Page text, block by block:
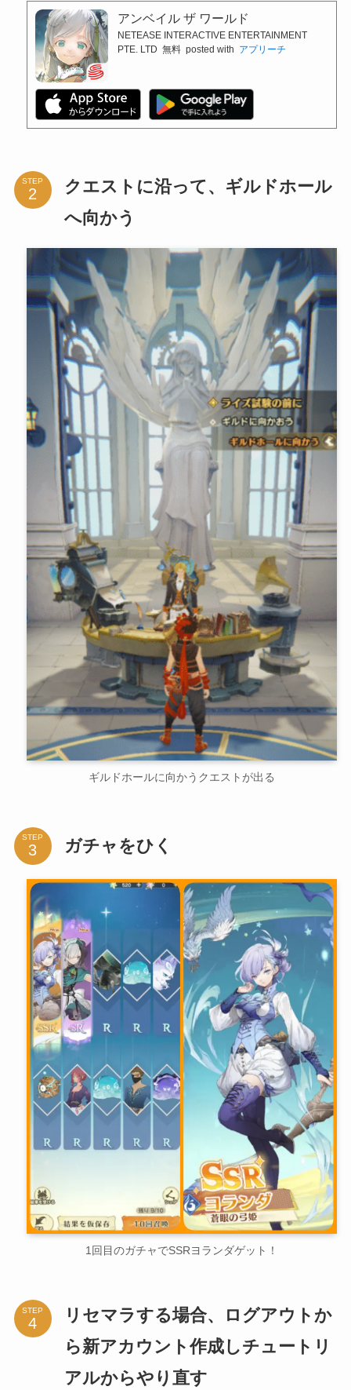
アンベイル ザ ワールド
NETEASE INTERACTIVE ENTERTAINMENT
PTE. LTD 無料 posted with アプリーチ
STEP
クエストに沿って、ギルドホール
へ向かう
ギルドホールに向かうクエストが出る
STEP ガチャをひく
1回目のガチャでSSRヨランダゲット！
STEP
リセマラする場合、ログアウトか
ら新アカウント作成しチュートリ
アルからやり直す